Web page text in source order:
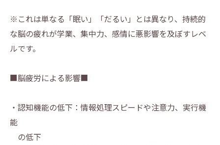
※これは単なる「眠い」「だるい」とは異なり、持続的
な脳の疲れが学業、集中力、感情に悪影響を及ぼすレベ
ルです。
■脳疲労による影響■
・認知機能の低下：情報処理スピードや注意力、実行機
能
の低下